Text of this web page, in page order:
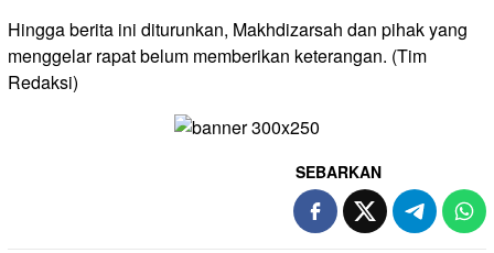
Hingga berita ini diturunkan, Makhdizarsah dan pihak yang
menggelar rapat belum memberikan keterangan. (Tim
Redaksi)
SEBARKAN